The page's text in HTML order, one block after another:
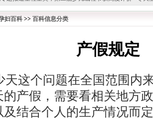
向增强服务转型,毕竟母婴产品比较特殊。”
妇幼广场
妇百科>> 百科信息分类
产假规定
天这个问题在全国范围内
的产假，需要看相关地方
及结合个人的生产情况而